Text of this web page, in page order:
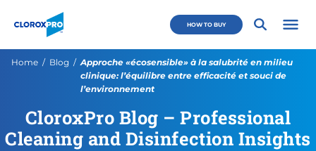
HOW TO BUY
Home Blog Current:
Approche «écosensible» à la salubrité en milieu
clinique: l’équilibre entre efficacité et souci de
l’environnement
CloroxPro Blog – Professional
Cleaning and Disinfection Insights
Approche «écosensible» à
https://cloroxpro.ca/blog/
May 11, 2026
May 11, 2026
https://cloroxpro.ca/wp-
CloroxPro CA https://